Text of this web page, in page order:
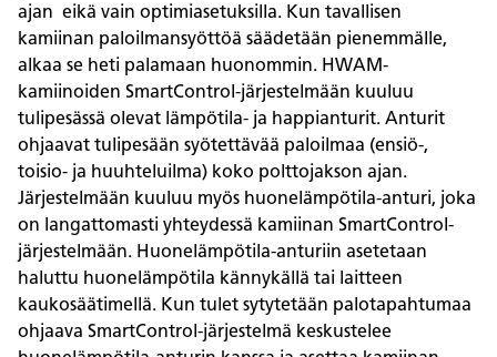
ajan eikä vain optimiasetuksilla. Kun tavallisen
kamiinan paloilmansyöttöä säädetään pienemmälle,
alkaa se heti palamaan huonommin. HWAM-
kamiinoiden SmartControl-järjestelmään kuuluu
tulipesässä olevat lämpötila- ja happianturit. Anturit
ohjaavat tulipesään syötettävää paloilmaa (ensiö-,
toisio- ja huuhteluilma) koko polttojakson ajan.
Järjestelmään kuuluu myös huonelämpötila-anturi, joka
on langattomasti yhteydessä kamiinan SmartControl-
järjestelmään. Huonelämpötila-anturiin asetetaan
haluttu huonelämpötila kännykällä tai laitteen
kaukosäätimellä. Kun tulet sytytetään palotapahtumaa
ohjaava SmartControl-järjestelmä keskustelee